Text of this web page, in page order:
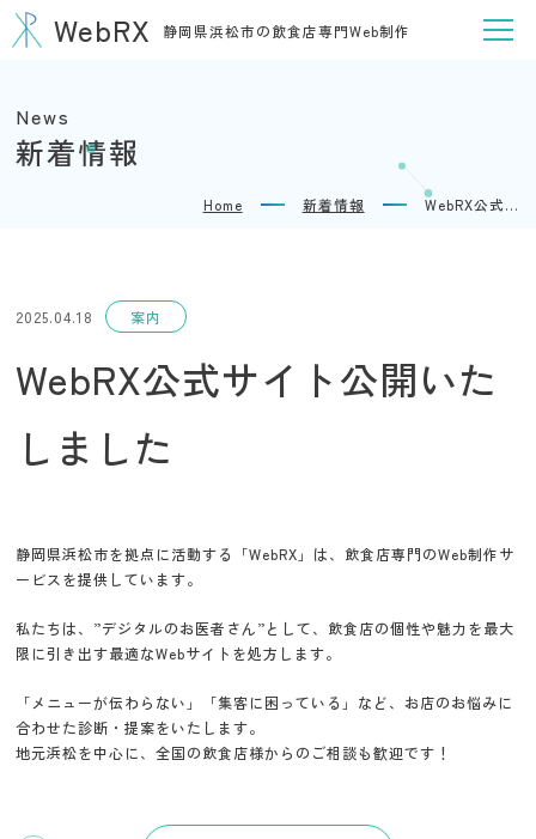
WebRX 静岡県浜松市の飲食店専門Web制作
News
新着情報
Home 新着情報 WebRX公式サイト公開いたしました
2025.04.18 案内
WebRX公式サイト公開いた
しました
静岡県浜松市を拠点に活動する「WebRX」は、飲食店専門のWeb制作サ
ービスを提供しています。
私たちは、”デジタルのお医者さん”として、飲食店の個性や魅力を最大
限に引き出す最適なWebサイトを処方します。
「メニューが伝わらない」「集客に困っている」など、お店のお悩みに
合わせた診断・提案をいたします。
地元浜松を中心に、全国の飲食店様からのご相談も歓迎です！